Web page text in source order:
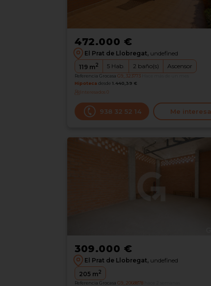
472.000 €
El Prat de Llobregat, undefined
119 m2 5 Hab. 2 baño(s) Ascensor
Referencia Grocasa G9_323773
Hipoteca desde 1.440,39 €
Interesados0
938 32 52 14 Me interesa
309.000 €
El Prat de Llobregat, undefined
205 m2
Referencia Grocasa G9_2068878